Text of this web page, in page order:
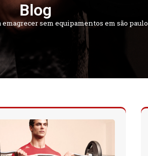
Blog
sem equipamentos em são paulo